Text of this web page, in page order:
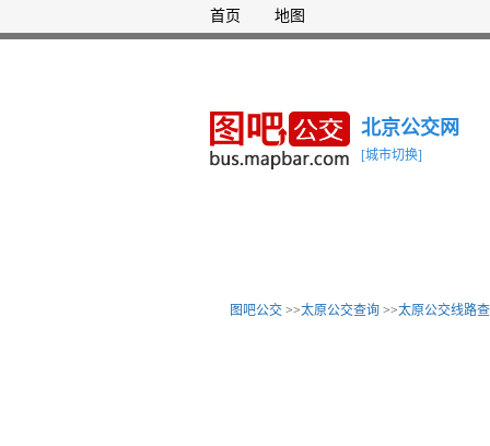
首页 地图
北京公交网
[城市切换]
图吧公交 >>太原公交查询 >>太原公交线路